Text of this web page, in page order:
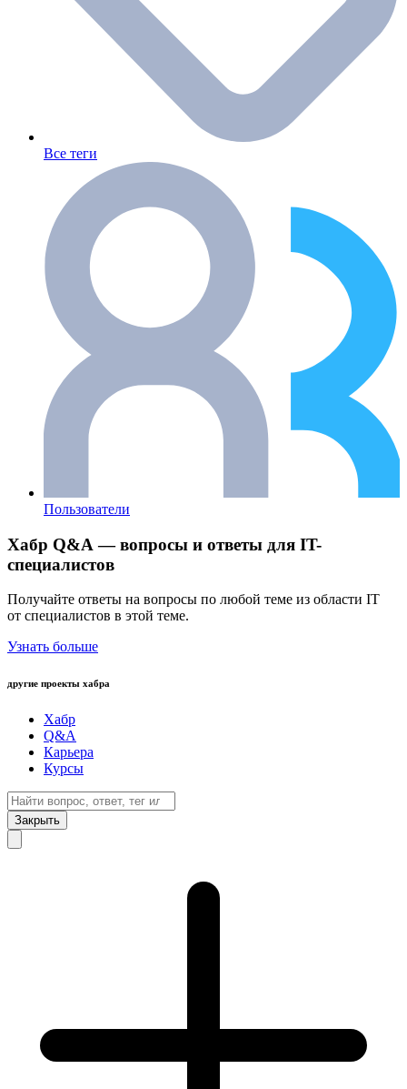
Все теги
Пользователи
Хабр Q&A — вопросы и ответы для IT-
специалистов
Получайте ответы на вопросы по любой теме из области IT
от специалистов в этой теме.
Узнать больше
другие проекты хабра
Хабр
Q&A
Карьера
Курсы
Закрыть